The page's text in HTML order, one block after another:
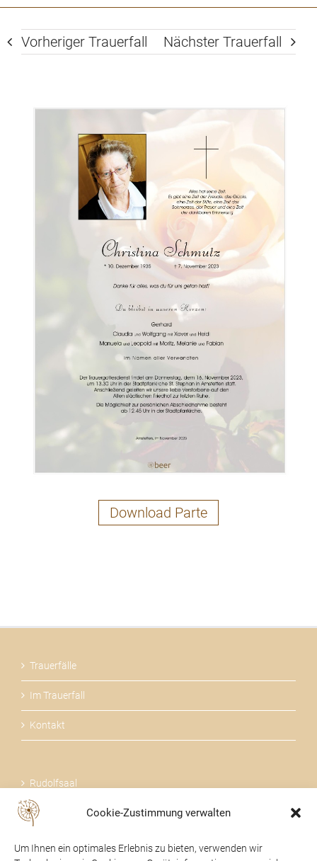
Cookie-Zustimmung verwalten
Um Ihnen ein optimales Erlebnis zu bieten, verwenden wir
Vorheriger Trauerfall Nächster Trauerfall
Download Parte
Trauerfälle
Im Trauerfall
Kontakt
Rudolfsaal
Über uns